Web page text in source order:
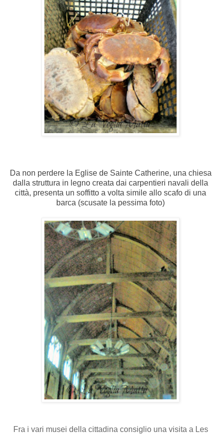
Da non perdere la Eglise de Sainte Catherine, una chiesa
dalla struttura in legno creata dai carpentieri navali della
città, presenta un soffitto a volta simile allo scafo di una
barca (scusate la pessima foto)
Fra i vari musei della cittadina consiglio una visita a Les